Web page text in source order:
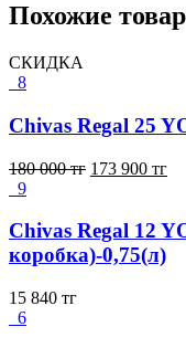
Похожие
СКИДКА
8
Chivas Regal 25
180 000тг 173 900 тг
9
Chivas Regal 12
коробка)-0,75(л)
15 840 тг
6